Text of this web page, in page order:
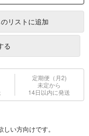
リストに追加
る
定期便（月2)
未定から
14日以内に発送
い方向けです。